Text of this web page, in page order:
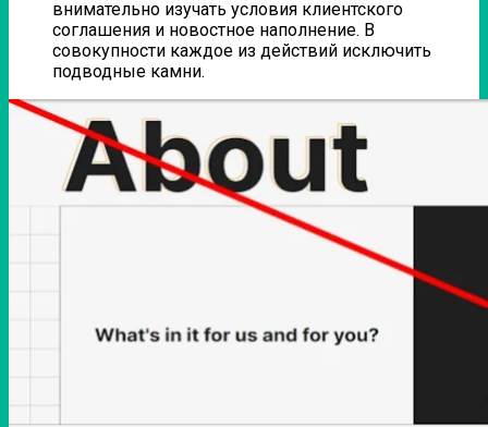
внимательно изучать условия клиентского
соглашения и новостное наполнение. В
совокупности каждое из действий исключить
подводные камни.